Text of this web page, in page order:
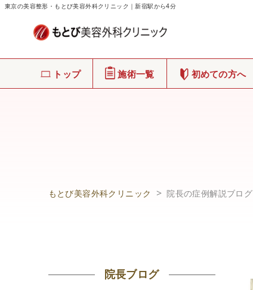
東京の美容整形・もとび美容外科クリニック｜新宿駅から4分
トップ 施術一覧 初めての方へ
もとび美容外科クリニック 院長の症例解説ブログ
院長ブログ